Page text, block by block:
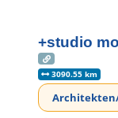
+studio
3090.55 km